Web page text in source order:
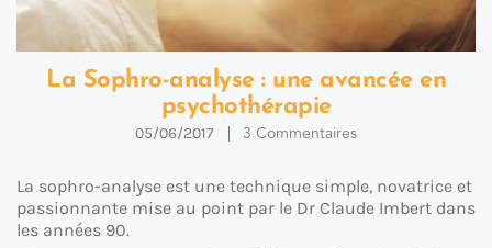
La Sophro-analyse : une avancée en
psychothérapie
05/06/2017 3 Commentaires
La sophro-analyse est une technique simple, novatrice et
passionnante mise au point par le Dr Claude Imbert dans
les années 90.